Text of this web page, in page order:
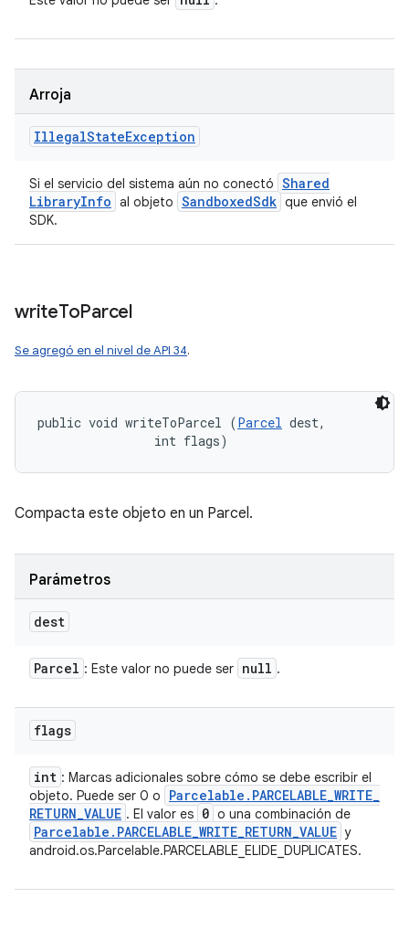
Arroja
IllegalStateException
Si el servicio del sistema aún no conectó Shared
LibraryInfo al objeto SandboxedSdk que envió el
SDK.
writeToParcel
Se agregó en el nivel de API 34.
public void writeToParcel (Parcel dest,
                int flags)
Compacta este objeto en un Parcel.
Parámetros
dest
Parcel : Este valor no puede ser null .
flags
int : Marcas adicionales sobre cómo se debe escribir el
objeto. Puede ser 0 o
Parcelable . PARCELABLE_WRITE_
RETURN_VALUE . El valor es 0 o una combinación de
Parcelable . PARCELABLE_WRITE_RETURN_VALUE y
android.os.Parcelable.PARCELABLE_ELIDE_DUPLICATES.